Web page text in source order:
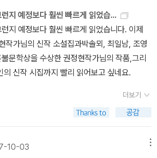
기였네 싶다. 제주에일을 마시고 사진을 찍다
받는다고 메모지를 건넨다. 밥말리 두 곡, 존
한 곡씩 틀어주신다. 엘피판 표지를 보이는 곳
을 찾는 모습이 익숙하다.-3이 곳이 악기 거리
란 노표에 여러 번 온 뒤에 눈치챈다. 민화방
부분에 드럼연습과 악기 소리가 나고서야 아
내려와 장대비가 온다는 소식이 있지만 이곳
실론티 홍차 한잔 하며 진행중인 주제와 컨
싸지만, 아는 손님들만 찾는 메뉴이다. 끝무
하면 허전한 배를 달랠 수 있다. 포항, 도구막
지 예정보다 훨씬 빠르게 읽었습...
지 예정보다 훨씬 빠르게 읽었습니다. 이제
작가님의 신작 소설집과박솔뫼, 최일남, 조영
문학상을 수상한 권정현작가님의 작품,그리
의 신작 시집까지 빨리 읽어보고 싶네요.
더보기
10-03